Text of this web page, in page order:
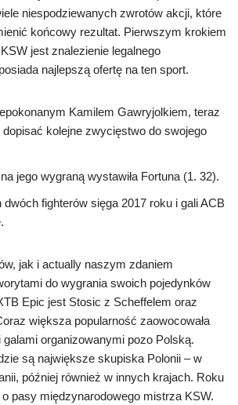
niespodziewanych zwrotów akcji, które
końcowy rezultat. Pierwszym krokiem
jest znalezienie legalnego
najlepszą ofertę na ten sport.
Kamilem Gawryjolkiem, teraz
dopisać kolejne zwycięstwo do swojego
jego wygraną wystawiła Fortuna (1. 32).
fighterów sięga 2017 roku i gali ACB
jak i actually naszym zdaniem
do wygrania swoich pojedynków
Epic jest Stosic z Scheffelem oraz
większa popularność zaowocowała
organizowanymi pozo Polską.
są największe skupiska Polonii – w
później również w innych krajach. Roku
pasy międzynarodowego mistrza KSW.